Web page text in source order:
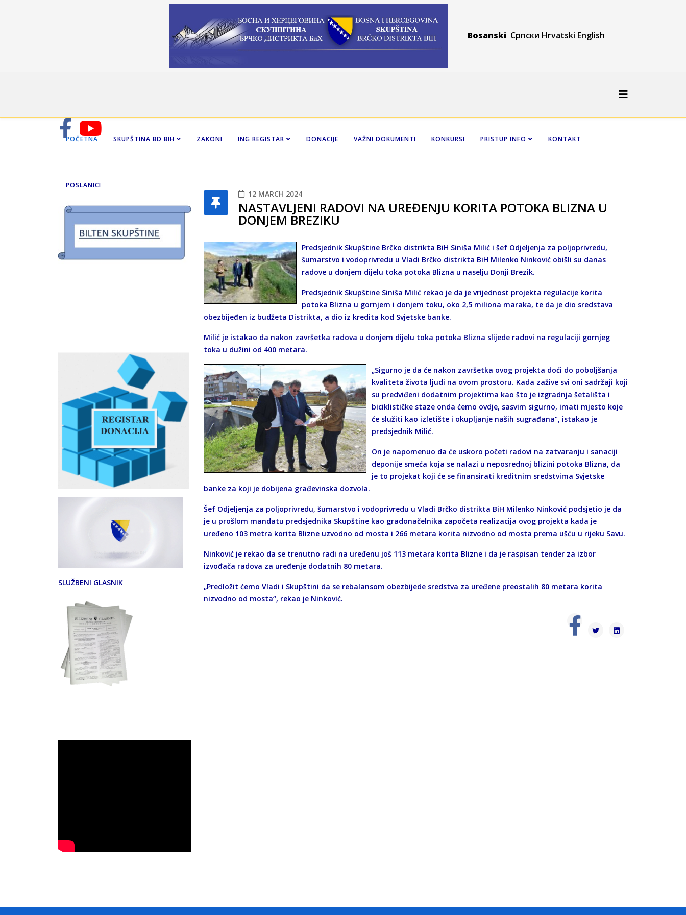
Bosanski Српски Hrvatski English
POČETNA SKUPŠTINA BD BIH ZAKONI ING REGISTAR DONACIJE VAŽNI DOKUMENTI KONKURSI PRISTUP INFO KONTAKT
POSLANICI
SLUŽBENI GLASNIK
12 MARCH 2024
NASTAVLJENI RADOVI NA UREĐENJU KORITA POTOKA BLIZNA U
DONJEM BREZIKU
Predsjednik Skupštine Brčko distrikta BiH Siniša Milić i šef Odjeljenja za poljoprivredu,
šumarstvo i vodoprivredu u Vladi Brčko distrikta BiH Milenko Ninković obišli su danas
radove u donjem dijelu toka potoka Blizna u naselju Donji Brezik.
Predsjednik Skupštine Siniša Milić rekao je da je vrijednost projekta regulacije korita
potoka Blizna u gornjem i donjem toku, oko 2,5 miliona maraka, te da je dio sredstava
obezbijeđen iz budžeta Distrikta, a dio iz kredita kod Svjetske banke.
Milić je istakao da nakon završetka radova u donjem dijelu toka potoka Blizna slijede radovi na regulaciji gornjeg
toka u dužini od 400 metara.
„Sigurno je da će nakon završetka ovog projekta doći do poboljšanja
kvaliteta života ljudi na ovom prostoru. Kada zažive svi oni sadržaji koji
su predviđeni dodatnim projektima kao što je izgradnja šetališta i
biciklističke staze onda ćemo ovdje, sasvim sigurno, imati mjesto koje
će služiti kao izletište i okupljanje naših sugrađana“, istakao je
predsjednik Milić.
On je napomenuo da će uskoro početi radovi na zatvaranju i sanaciji
deponije smeća koja se nalazi u neposrednoj blizini potoka Blizna, da
je to projekat koji će se finansirati kreditnim sredstvima Svjetske
banke za koji je dobijena građevinska dozvola.
Šef Odjeljenja za poljoprivredu, šumarstvo i vodoprivredu u Vladi Brčko distrikta BiH Milenko Ninković podsjetio je da
je u prošlom mandatu predsjednika Skupštine kao gradonačelnika započeta realizacija ovog projekta kada je
uređeno 103 metra korita Blizne uzvodno od mosta i 266 metara korita nizvodno od mosta prema ušću u rijeku Savu.
Ninković je rekao da se trenutno radi na uređenu još 113 metara korita Blizne i da je raspisan tender za izbor
izvođača radova za uređenje dodatnih 80 metara.
„Predložit ćemo Vladi i Skupštini da se rebalansom obezbijede sredstva za uređene preostalih 80 metara korita
nizvodno od mosta“, rekao je Ninković.